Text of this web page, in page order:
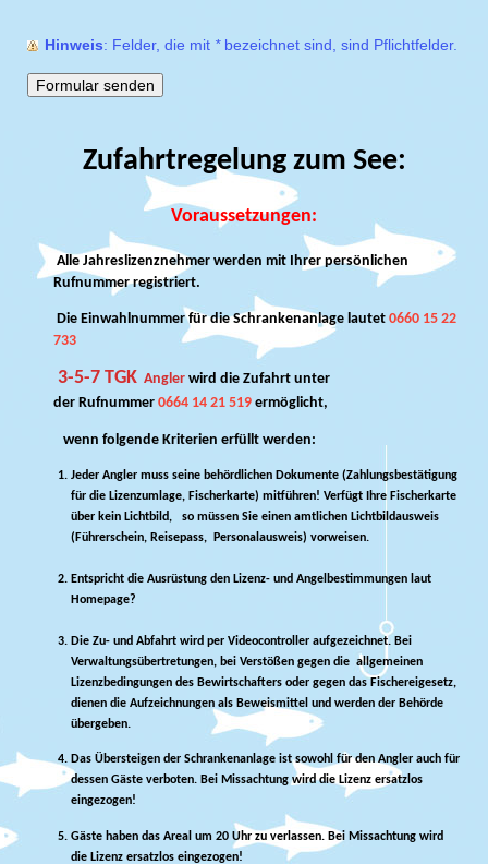
Hinweis : Felder, die mit *bezeichnet sind, sind Pflichtfelder.
Zufahrtregelung zum See:
Voraussetzungen:
Alle Jahreslizenznehmer werden mit Ihrer persönlichen
Rufnummer registriert.
Die Einwahlnummer für die Schrankenanlage lautet 0660 15 22
733
3-5-7 TGK Angler wird die Zufahrt unter
der Rufnummer 0664 14 21 519 ermöglicht,
wenn folgende Kriterien erfüllt werden:
Jeder Angler muss seine behördlichen Dokumente (Zahlungsbestätigung
für die Lizenzumlage, Fischerkarte) mitführen! Verfügt Ihre Fischerkarte
über kein Lichtbild, so müssen Sie einen amtlichen Lichtbildausweis
(Führerschein, Reisepass, Personalausweis) vorweisen.
Entspricht die Ausrüstung den Lizenz- und Angelbestimmungen laut
Homepage?
Die Zu- und Abfahrt wird per Videocontroller aufgezeichnet. Bei
Verwaltungsübertretungen, bei Verstößen gegen die allgemeinen
Lizenzbedingungen des Bewirtschafters oder gegen das Fischereigesetz,
dienen die Aufzeichnungen als Beweismittel und werden der Behörde
übergeben.
Das Übersteigen der Schrankenanlage ist sowohl für den Angler auch für
dessen Gäste verboten. Bei Missachtung wird die Lizenz ersatzlos
eingezogen!
Gäste haben das Areal um 20 Uhr zu verlassen. Bei Missachtung wird
die Lizenz ersatzlos eingezogen!